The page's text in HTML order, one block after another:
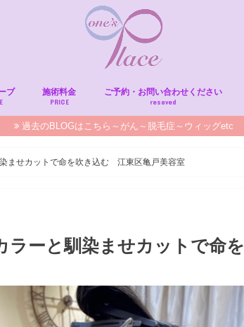
ブ 施術料金
PRICE
ご予約・お問い合わせください
resaved
過去のBLOGはこちら～がん～脱毛症～ウィッグetc
ませカットで命を吹き込む 江東区亀戸美容室
ーと馴染ませカットで命を